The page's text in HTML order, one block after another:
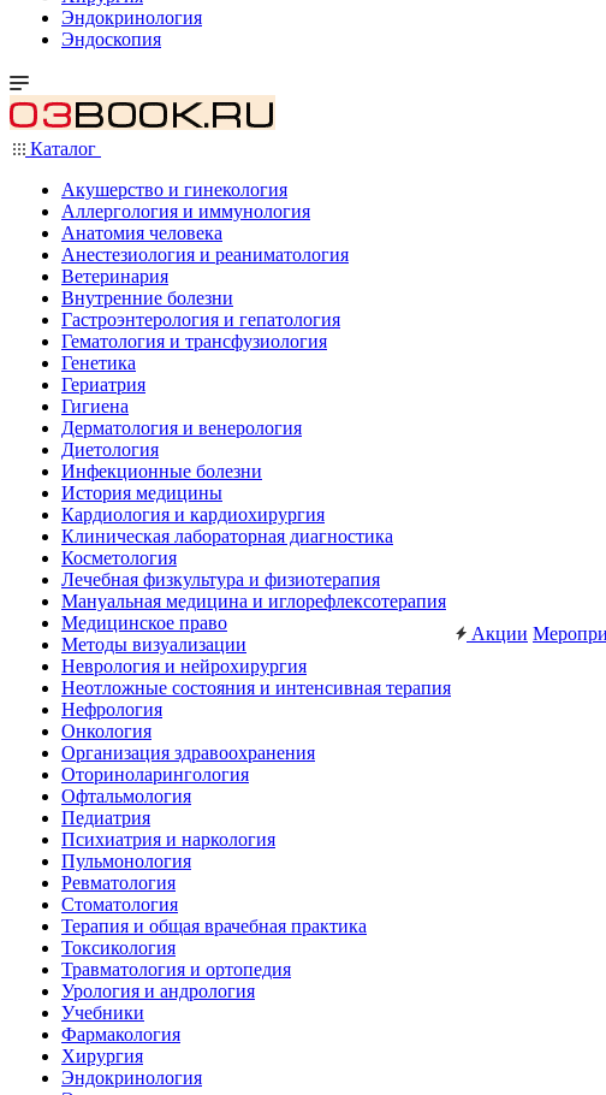
Эндокринология
Эндоскопия
Каталог
Акушерство и гинекология
Аллергология и иммунология
Анатомия человека
Анестезиология и реаниматология
Ветеринария
Внутренние болезни
Гастроэнтерология и гепатология
Гематология и трансфузиология
Генетика
Гериатрия
Гигиена
Дерматология и венерология
Диетология
Инфекционные болезни
История медицины
Кардиология и кардиохирургия
Клиническая лабораторная диагностика
Косметология
Лечебная физкультура и физиотерапия
Мануальная медицина и иглорефлексотерапия
Медицинское право
Методы визуализации
Неврология и нейрохирургия
Неотложные состояния и интенсивная терапия
Нефрология
Онкология
Организация здравоохранения
Оториноларингология
Офтальмология
Педиатрия
Психиатрия и наркология
Пульмонология
Ревматология
Стоматология
Терапия и общая врачебная практика
Токсикология
Травматология и ортопедия
Урология и андрология
Учебники
Фармакология
Хирургия
Эндокринология
Акции